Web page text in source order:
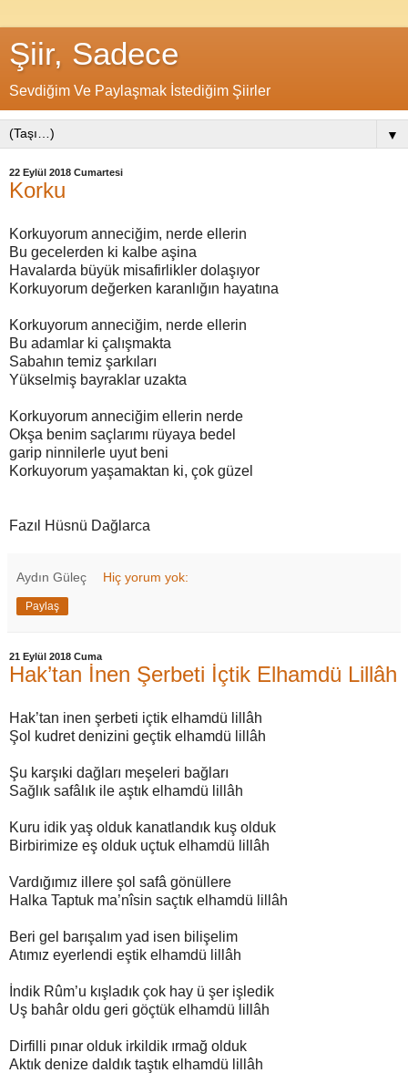
Şiir, Sadece
Sevdiğim Ve Paylaşmak İstediğim Şiirler
▼
22 Eylül 2018 Cumartesi
Korku
Korkuyorum anneciğim, nerde ellerin
Bu gecelerden ki kalbe aşina
Havalarda büyük misafirlikler dolaşıyor
Korkuyorum değerken karanlığın hayatına
Korkuyorum anneciğim, nerde ellerin
Bu adamlar ki çalışmakta
Sabahın temiz şarkıları
Yükselmiş bayraklar uzakta
Korkuyorum anneciğim ellerin nerde
Okşa benim saçlarımı rüyaya bedel
garip ninnilerle uyut beni
Korkuyorum yaşamaktan ki, çok güzel
Fazıl Hüsnü Dağlarca
Aydın Güleç Hiç yorum yok:
Paylaş
21 Eylül 2018 Cuma
Hak’tan İnen Şerbeti İçtik Elhamdü Lillâh
Hak’tan inen şerbeti içtik elhamdü lillâh
Şol kudret denizini geçtik elhamdü lillâh
Şu karşıki dağları meşeleri bağları
Sağlık safâlık ile aştık elhamdü lillâh
Kuru idik yaş olduk kanatlandık kuş olduk
Birbirimize eş olduk uçtuk elhamdü lillâh
Vardığımız illere şol safâ gönüllere
Halka Taptuk ma’nîsin saçtık elhamdü lillâh
Beri gel barışalım yad isen bilişelim
Atımız eyerlendi eştik elhamdü lillâh
İndik Rûm’u kışladık çok hay ü şer işledik
Uş bahâr oldu geri göçtük elhamdü lillâh
Dirfilli pınar olduk irkildik ırmağ olduk
Aktık denize daldık taştık elhamdü lillâh